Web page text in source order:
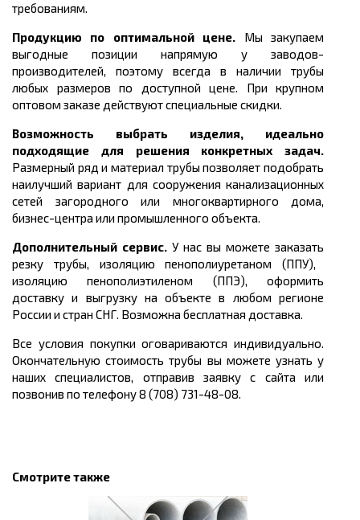
требованиям.
Продукцию по оптимальной цене. Мы закупаем
выгодные позиции напрямую у заводов-
производителей, поэтому всегда в наличии трубы
любых размеров по доступной цене. При крупном
оптовом заказе действуют специальные скидки.
Возможность выбрать изделия, идеально
подходящие для решения конкретных задач.
Размерный ряд и материал трубы позволяет подобрать
наилучший вариант для сооружения канализационных
сетей загородного или многоквартирного дома,
бизнес-центра или промышленного объекта.
Дополнительный сервис. У нас вы можете заказать
резку трубы, изоляцию пенополиуретаном (ППУ),
изоляцию пенополиэтиленом (ППЭ), оформить
доставку и выгрузку на объекте в любом регионе
России и стран СНГ. Возможна бесплатная доставка.
Все условия покупки оговариваются индивидуально.
Окончательную стоимость трубы вы можете узнать у
наших специалистов, отправив заявку с сайта или
позвонив по телефону 8 (708) 731-48-08.
Смотрите также